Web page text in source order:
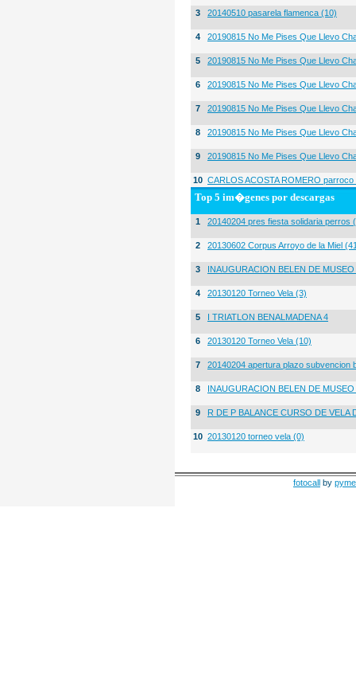
3 20140510 pasarela flamenca (10)
4 20190815 No Me Pises Que Llevo
5 20190815 No Me Pises Que Llevo
6 20190815 No Me Pises Que Llevo
7 20190815 No Me Pises Que Llevo
8 20190815 No Me Pises Que Llevo
9 20190815 No Me Pises Que Llevo
10 CARLOS ACOSTA ROMERO
Top 5 im�genes por descargas
1 20140204 pres fiesta solidaria perros
2 20130602 Corpus Arroyo de la Miel
3 INAUGURACION BELEN DE
4 20130120 Torneo Vela (3)
5 I TRIATLON BENALMADENA 4
6 20130120 Torneo Vela (10)
7 20140204 apertura plazo subvencion
8 INAUGURACION BELEN DE
9 R DE P BALANCE CURSO DE VELA
10 20130120 torneo vela (0)
fotocall by